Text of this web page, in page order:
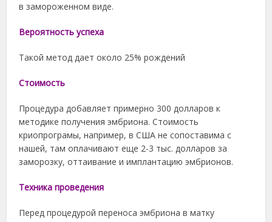
в замороженном виде.
Вероятность успеха
Такой метод дает около 25% рождений
Cтоимость
Процедура добавляет примерно 300 долларов к
методике получения эмбриона. Стоимость
криопрограмы, например, в США не сопоставима с
нашей, там оплачивают еще 2-3 тыс. долларов за
заморозку, оттаивание и имплантацию эмбрионов.
Техника проведения
Перед процедурой переноса эмбриона в матку